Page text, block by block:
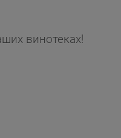
винотеках!